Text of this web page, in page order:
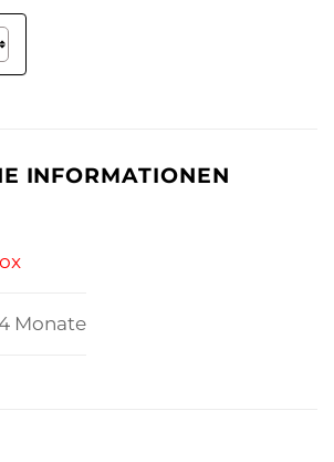
INFORMATIONEN
Monate